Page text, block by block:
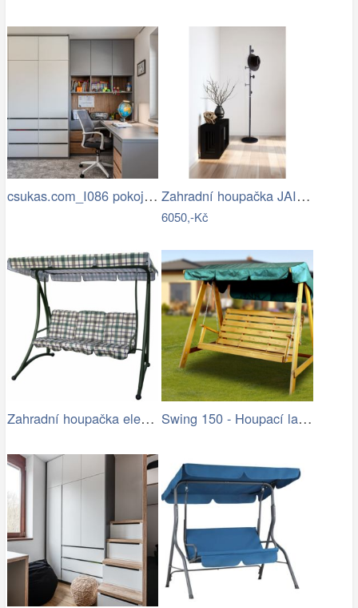
csukas.com_I086 pokoje a pracovna… Zahradní houpačka JAIRA Tempo Kondela
6050,-Kč
Zahradní houpačka elena II (zelená) Swing 150 - Houpací lavice (pinie)